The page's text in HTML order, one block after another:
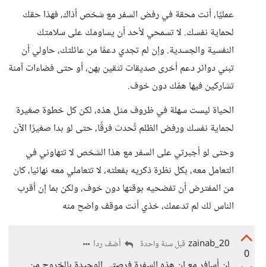
عمليًا، أنت محقة في رفض السفر مع شخص أذاك، فهذا حقك
لحماية نفسك. لا تسمحي لأحد أن يساومك على سلامتك
النفسية والجسدية. وإن لم تجدي دعمًا من عائلتك، حاولي أن
تبني دوائر دعم أخرى صديقات تثقين بهن، أو حتى فضاءات آمنة
تشاركين فيها همّك دون خوف.
الحياة ليست سهلة في ظروف مثل هذه، لكن كل خطوة صغيرة
لحماية نفسك ورفض الظلم تُحدث فرقًا، حتى لو بدا صغيرًا الآن
وحتى لو أجبرتي على السفر مع هذا الشخص لا تتهاوني في
التعامل معه، بكل نظرة ذكريه بفعلته، لا تتعاملي معه نهائيا، كان
من المفترض أن تفضحيه بوقتها دون خوف، ولكن بما إن أقرب
الناس لك لم تدعمك، خذي أنت موقف واضح منه
0
zainab_20 قبل سنة واحدة أضف ردا